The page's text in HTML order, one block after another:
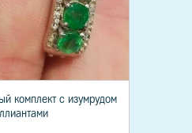
комплект с изумрудом